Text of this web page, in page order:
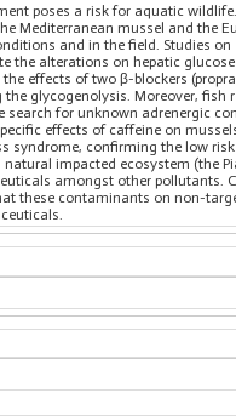
poses a risk for aquatic
mussel and the
and in the field. Studies
the alterations on hepatic
effects of two β-blockers
glycogenolysis. Moreover, fish
for unknown adrenergic
effects of caffeine on
confirming the low
impacted ecosystem (the
amongst other pollutants.
these contaminants on non-